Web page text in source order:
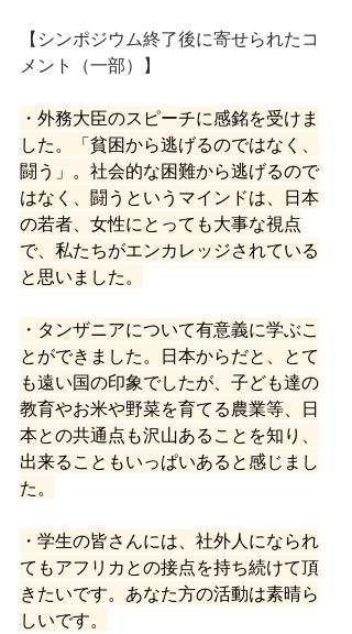
【シンポジウム終了後に寄せられたコ
メント（一部）】
・外務大臣のスピーチに感銘を受けま
した。「貧困から逃げるのではなく、
闘う」。社会的な困難から逃げるので
はなく、闘うというマインドは、日本
の若者、女性にとっても大事な視点
で、私たちがエンカレッジされている
と思いました。
・タンザニアについて有意義に学ぶこ
とができました。日本からだと、とて
も遠い国の印象でしたが、子ども達の
教育やお米や野菜を育てる農業等、日
本との共通点も沢山あることを知り、
出来ることもいっぱいあると感じまし
た。
・学生の皆さんには、社外人になられ
てもアフリカとの接点を持ち続けて頂
きたいです。あなた方の活動は素晴ら
しいです。